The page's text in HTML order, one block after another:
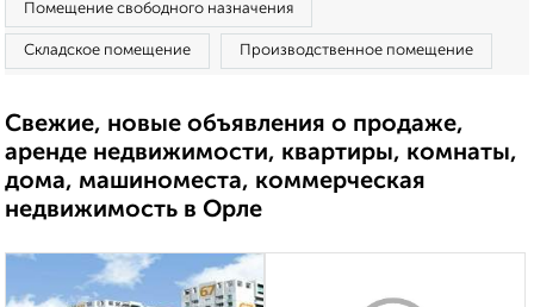
Помещение свободного назначения
Складское помещение Производственное помещение
Свежие, новые объявления о продаже,
аренде недвижимости, квартиры, комнаты,
дома, машиноместа, коммерческая
недвижимость в Орле